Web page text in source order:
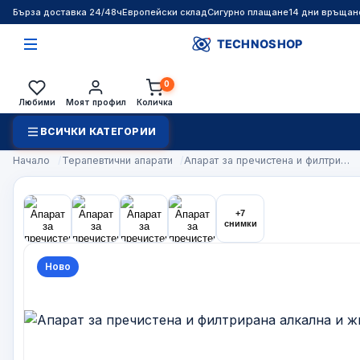
Бърза доставка 24/48чЕвропейски складСигурно плащане14 дни
Любими Моят профил Количка
0
ВСИЧКИ КАТЕГОРИИ
Начало Терапевтични апарати Апарат за пречистена и филтри…
+7
снимки
Ново